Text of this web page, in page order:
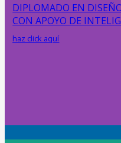
DIPLOMADO EN
CON APOYO DE
haz click aquí